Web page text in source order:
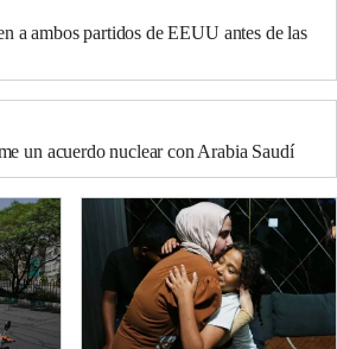
a ambos partidos de EEUU antes de las
un acuerdo nuclear con Arabia Saudí